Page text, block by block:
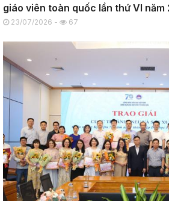
giáo viên toàn quốc lần thứ VI năm
23/07/2026 - 67